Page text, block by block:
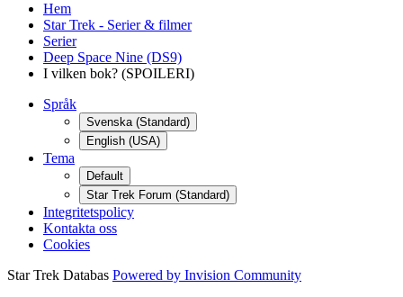
Hem
Star Trek - Serier & filmer
Serier
Deep Space Nine (DS9)
I vilken bok? (SPOILERI)
Språk
Svenska (Standard)
English (USA)
Tema
Default
Star Trek Forum (Standard)
Integritetspolicy
Kontakta oss
Cookies
Star Trek Databas Powered by Invision Community